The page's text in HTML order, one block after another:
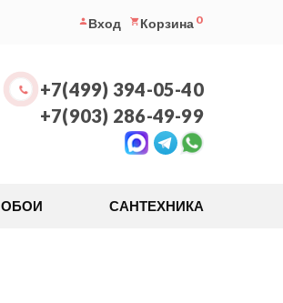
Вход Корзина 0
+7(499) 394-05-40
+7(903) 286-49-99
ОБОИ САНТЕХНИКА